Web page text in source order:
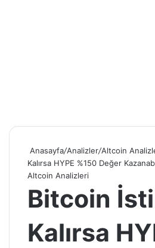
Anasayfa/Analizler/Altcoin
Kalırsa HYPE %150 Değer
Altcoin Analizleri
Bitcoin
Kalırsa